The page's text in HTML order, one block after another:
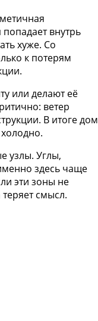
внутрь
хуже. Со
к потерям
или делают её
ветер
В итоге дом
узлы. Углы,
здесь чаще
эти зоны не
смысл.